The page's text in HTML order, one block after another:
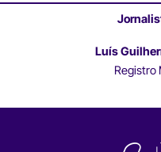
Luís
Registro